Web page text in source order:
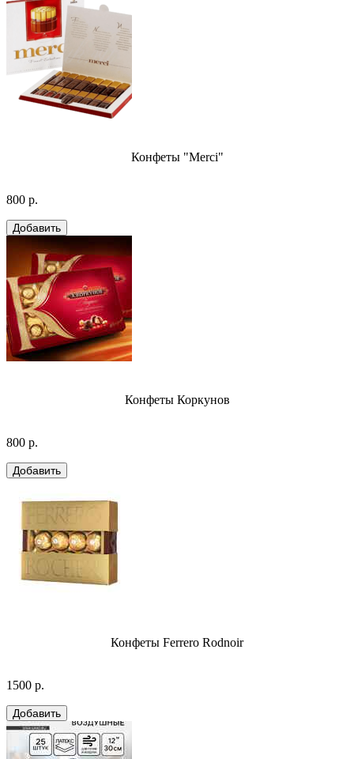
Конфеты "Merci"
800 р.
Конфеты Коркунов
800 р.
Конфеты Ferrero Rodnoir
1500 р.